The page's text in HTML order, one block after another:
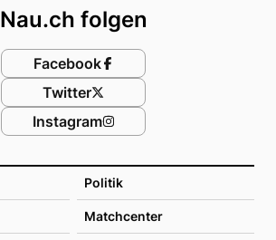
Politik
Matchcenter
Nau.ch folgen
Facebook
Twitter
Instagram